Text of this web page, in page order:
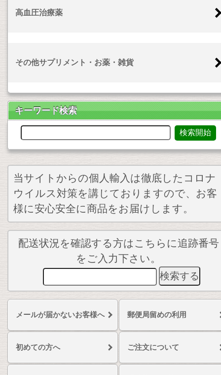
高血圧治療薬
その他サプリメント・お薬・雑貨
キーワード検索
当サイトからの個人輸入は徹底したコロナ
ウイルス対策を講じておりますので、お客
様に安心安全に商品をお届けします。
配送状況を確認する方はこちらに追跡番号
をご入力下さい。
メールが届かないお客様へ 郵便局留めの利用
初めての方へ ご注文について